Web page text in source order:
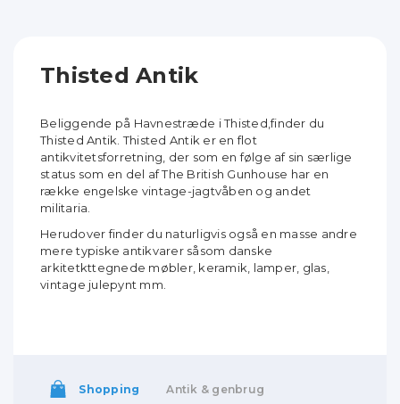
Thisted Antik
Beliggende på Havnestræde i Thisted,finder du
Thisted Antik. Thisted Antik er en flot
antikvitetsforretning, der som en følge af sin særlige
status som en del af The British Gunhouse har en
række engelske vintage-jagtvåben og andet
militaria.
Herudover finder du naturligvis også en masse andre
mere typiske antikvarer såsom danske
arkitetkttegnede møbler, keramik, lamper, glas,
vintage julepynt mm.
Shopping Antik & genbrug